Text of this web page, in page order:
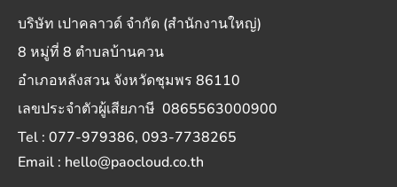
บริษัท เปาคลาวด์ จำกัด (สำนักงานใหญ่)
8 หมู่ที่ 8 ตำบลบ้านควน
อำเภอหลังสวน จังหวัดชุมพร 86110
เลขประจำตัวผู้เสียภาษี 0865563000900
Tel : 077-979386, 093-7738265
Email : hello@paocloud.co.th